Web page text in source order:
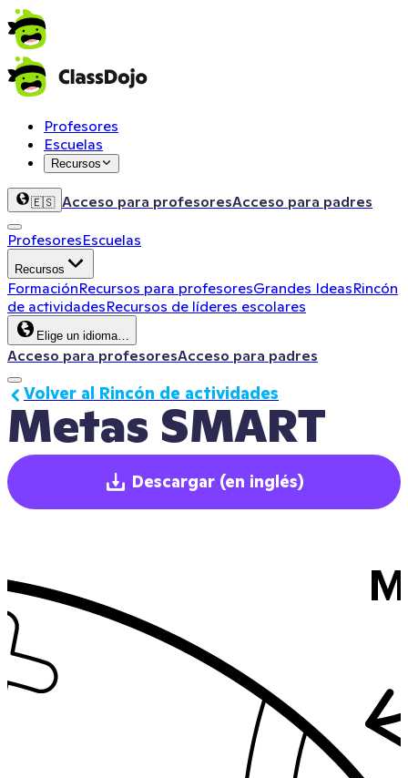
Profesores
Escuelas
Recursos
🇪🇸 Acceso para profesoresAcceso para padres
ProfesoresEscuelas
Recursos
FormaciónRecursos para profesoresGrandes IdeasRincón
de actividadesRecursos de líderes escolares
Elige un idioma…
Acceso para profesoresAcceso para padres
Metas SMART
Volver al Rincón de actividades
Descargar (en inglés)